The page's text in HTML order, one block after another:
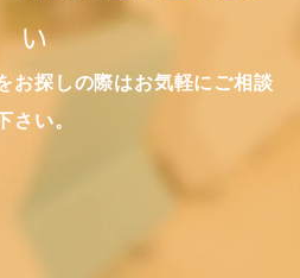
い
お探しの際はお気軽にご相談
さい。